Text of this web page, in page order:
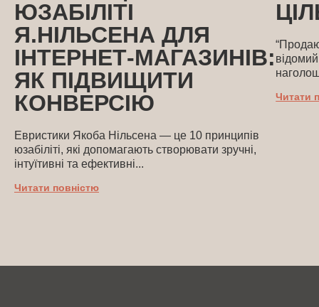
ЮЗАБІЛІТІ
Я.НІЛЬСЕНА ДЛЯ
ІНТЕРНЕТ-МАГАЗИНІВ:
ЯК ПІДВИЩИТИ
КОНВЕРСІЮ
Евристики Якоба Нільсена — це 10 принципів
юзабіліті, які допомагають створювати зручні,
інтуїтивні та ефективні...
Читати повністю
Читати